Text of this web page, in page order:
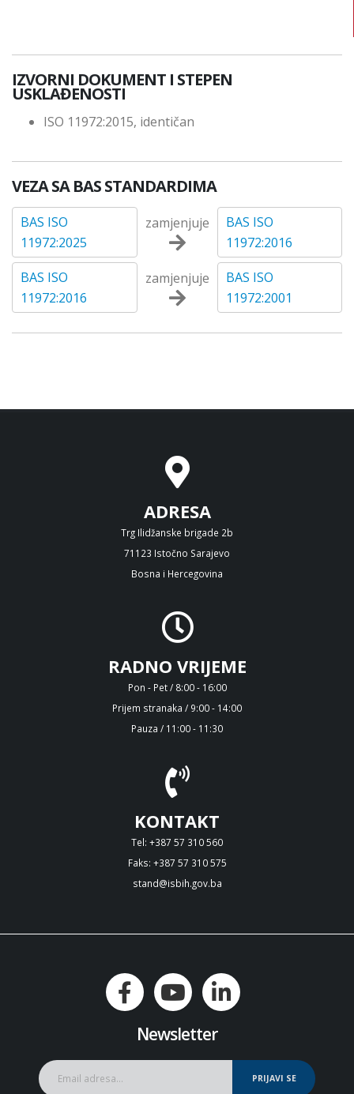
IZVORNI DOKUMENT I STEPEN
USKLAĐENOSTI
ISO 11972:2015, identičan
VEZA SA BAS STANDARDIMA
BAS ISO
11972:2025
zamjenjuje
BAS ISO
11972:2016
BAS ISO
11972:2016
zamjenjuje
BAS ISO
11972:2001
ADRESA
Trg Ilidžanske brigade 2b
71123 Istočno Sarajevo
Bosna i Hercegovina
RADNO VRIJEME
Pon - Pet / 8:00 - 16:00
Prijem stranaka / 9:00 - 14:00
Pauza / 11:00 - 11:30
KONTAKT
Tel: +387 57 310 560
Faks: +387 57 310 575
stand@isbih.gov.ba
Newsletter
PRIJAVI SE